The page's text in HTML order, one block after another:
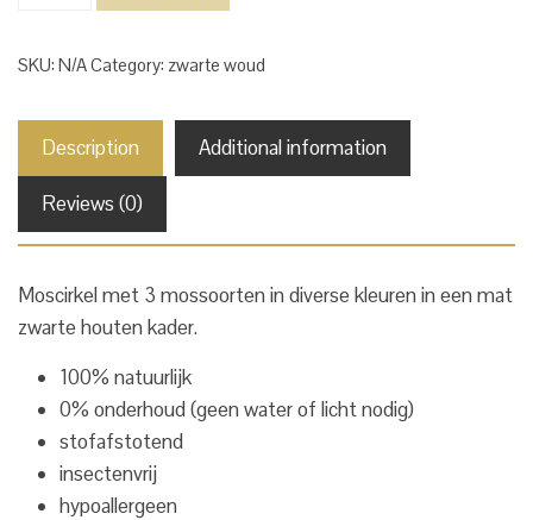
SKU: N/ACategory: zwarte woud
Description Additional information
Reviews (0)
Moscirkel met 3 mossoorten in diverse kleuren in een mat
zwarte houten kader.
100% natuurlijk
0% onderhoud (geen water of licht nodig)
stofafstotend
insectenvrij
hypoallergeen